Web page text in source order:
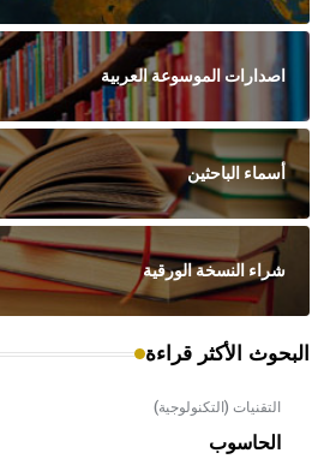
اصدارات الموسوعة العربية
أسماء الباحثين
شراء النسخة الورقية
البحوث الأكثر قراءة
التقنيات (التكنولوجية)
الحاسوب